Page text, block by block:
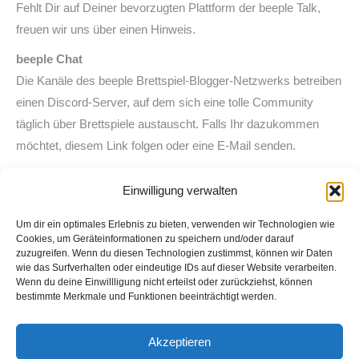
Einwilligung verwalten
Um dir ein optimales Erlebnis zu bieten, verwenden wir Technologien wie
Cookies, um Geräteinformationen zu speichern und/oder darauf
zuzugreifen. Wenn du diesen Technologien zustimmst, können wir Daten
wie das Surfverhalten oder eindeutige IDs auf dieser Website verarbeiten.
Wenn du deine Einwillligung nicht erteilst oder zurückziehst, können
bestimmte Merkmale und Funktionen beeinträchtigt werden.
Akzeptieren
Fehlt Dir auf Deiner bevorzugten Plattform der beeple Talk,
freuen wir uns über einen Hinweis.
beeple Chat
Die Kanäle des beeple Brettspiel-Blogger-Netzwerks betreiben
einen Discord-Server, auf dem sich eine tolle Community
täglich über Brettspiele austauscht. Falls Ihr dazukommen
möchtet, diesem Link folgen oder eine E-Mail senden.
Epic Song by BoxCat Games
Suche